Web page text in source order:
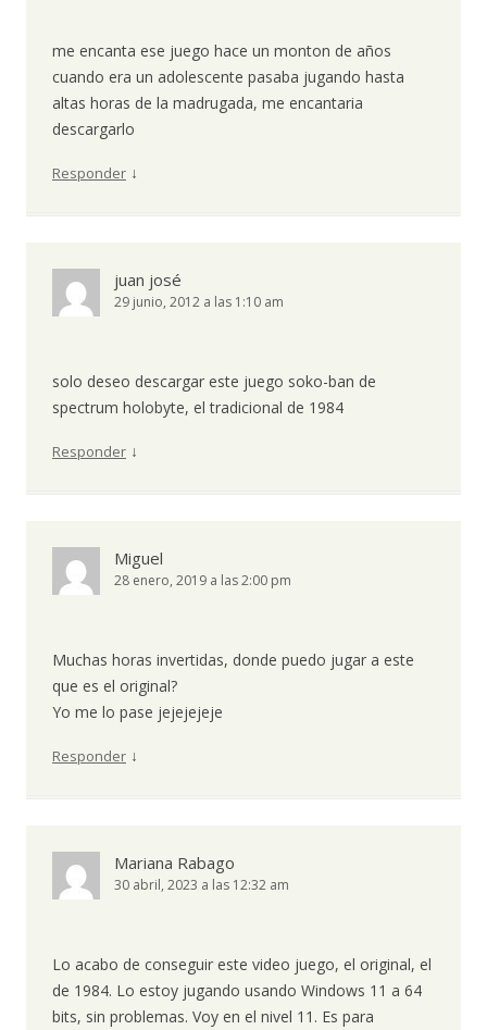
me encanta ese juego hace un monton de años
cuando era un adolescente pasaba jugando hasta
altas horas de la madrugada, me encantaria
descargarlo
Responder ↓
juan josé
29 junio, 2012 a las 1:10 am
solo deseo descargar este juego soko-ban de
spectrum holobyte, el tradicional de 1984
Responder ↓
Miguel
28 enero, 2019 a las 2:00 pm
Muchas horas invertidas, donde puedo jugar a este
que es el original?
Yo me lo pase jejejejeje
Responder ↓
Mariana Rabago
30 abril, 2023 a las 12:32 am
Lo acabo de conseguir este video juego, el original, el
de 1984. Lo estoy jugando usando Windows 11 a 64
bits, sin problemas. Voy en el nivel 11. Es para